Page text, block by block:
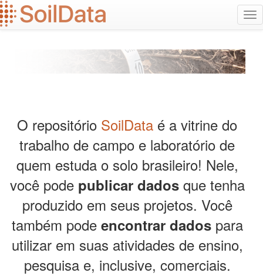
Ir
para
o
O repositório SoilData é a vitrine do
trabalho de campo e laboratório de
quem estuda o solo brasileiro! Nele,
você pode publicar dadosque tenha
produzido em seus projetos. Você
também pode encontrar dadospara
utilizar em suas atividades de ensino,
pesquisa e, inclusive, comerciais.